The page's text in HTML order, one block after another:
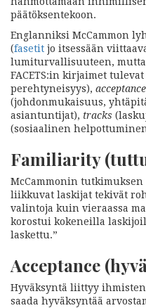
päätöksentekoon.
Englanniksi McCammon
(fasetit jo itsessään
lumiturvallisuuteen, mutta
FACETS:in kirjaimet tulevat
perehtyneisyys), acceptance
(johdonmukaisuus,
asiantuntijat), tracks
(sosiaalinen
Familiarity
McCammonin tutkimuksen
liikkuvat laskijat tekivät
valintoja kuin vieraassa
korostui kokeneilla
laskettu.”
Acceptance
Hyväksyntä liittyy
saada hyväksyntää